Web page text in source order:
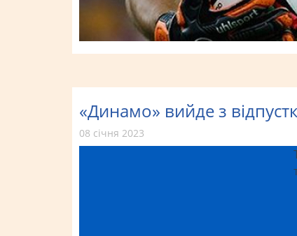
«Динамо» вийде з
08 січня 2023